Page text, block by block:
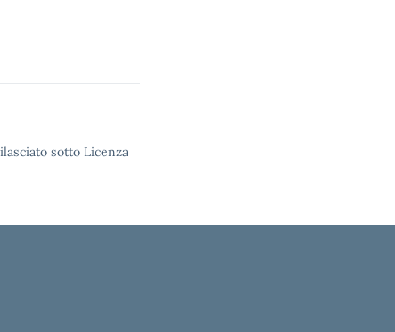
sotto Licenza